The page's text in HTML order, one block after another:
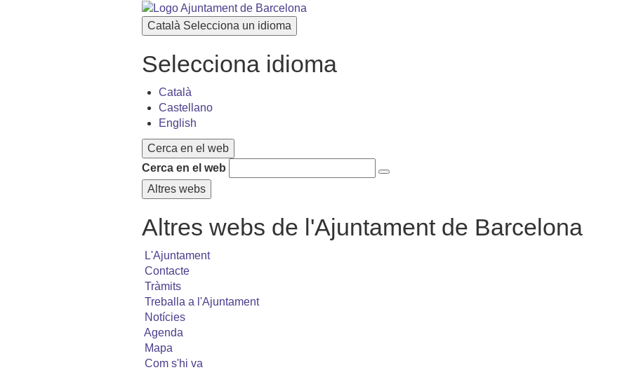
Català Selecciona un idioma
Selecciona idioma
Català
Castellano
English
Cerca en el web
Cerca en el web
Altres webs
Altres webs de l'Ajuntament de Barcelona
L'Ajuntament
Contacte
Tràmits
Treballa a l'Ajuntament
Notícies
Agenda
Mapa
Com s'hi va